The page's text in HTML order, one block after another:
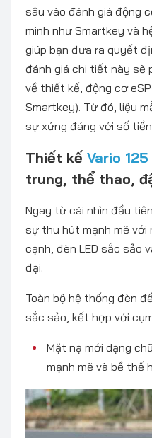
sâu vào đánh giá động
minh như Smartkey và
giúp bạn đưa ra quyết
đánh giá chi tiết này sẽ
về thiết kế, động cơ
Smartkey). Từ đó, liệu
sự xứng đáng với số
Thiết kế Vario 125
trung, thể thao,
Ngay từ cái nhìn đầu
sự thu hút mạnh mẽ
cạnh, đèn LED sắc sảo
đại.
Toàn bộ hệ thống đèn
sắc sảo, kết hợp với
Mặt nạ mới dạng
mạnh mẽ và bề thế